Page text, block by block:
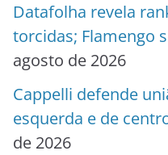
Datafolha revela
torcidas; Flamengo
agosto de 2026
Cappelli defende
esquerda e de
de 2026